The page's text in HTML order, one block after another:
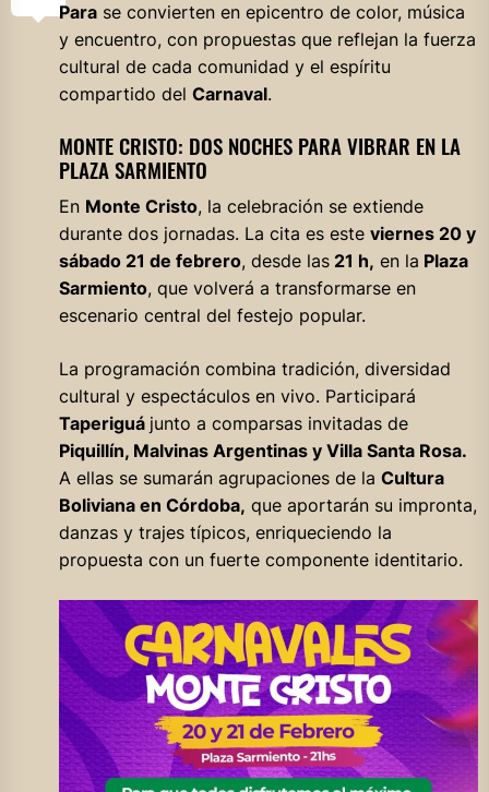
Parase convierten en epicentro de color, música
y encuentro, con propuestas que reflejan la fuerza
cultural de cada comunidad y el espíritu
compartido del Carnaval.
MONTE CRISTO: DOS NOCHES PARA VIBRAR EN LA
PLAZA SARMIENTO
En Monte Cristo, la celebración se extiende
durante dos jornadas. La cita es este viernes 20 y
sábado 21 de febrero, desde las21 h, en la Plaza
Sarmiento, que volverá a transformarse en
escenario central del festejo popular.
La programación combina tradición, diversidad
cultural y espectáculos en vivo. Participará
Taperiguá junto a comparsas invitadas de
Piquillín, Malvinas Argentinas y Villa Santa Rosa.
A ellas se sumarán agrupaciones de la Cultura
Boliviana en Córdoba, que aportarán su impronta,
danzas y trajes típicos, enriqueciendo la
propuesta con un fuerte componente identitario.